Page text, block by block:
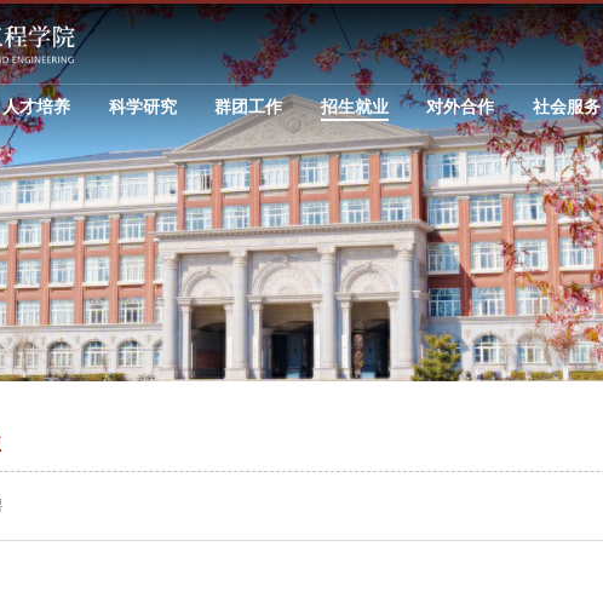
人才培养 科学研究 群团工作 招生就业 对外合作 社会服务